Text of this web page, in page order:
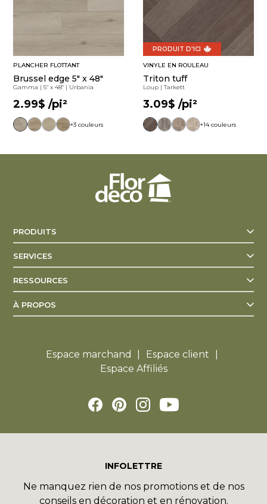
PLANCHER FLOTTANT
Brussel edge 5" x 48"
Gamma |5" x 48" | Urbania
2.99$ /pi²
+3 couleurs
PRODUIT D'ICI
VINYLE EN ROULEAU
Triton tuff
Loup |Tarkett
3.09$ /pi²
+14 couleurs
PRODUITS
SERVICES
RESSOURCES
À PROPOS
Espace marchand
Espace client
Espace Affiliés
INFOLETTRE
Ne manquez rien de nos promotions et de nos
conseils en décoration et en rénovation.